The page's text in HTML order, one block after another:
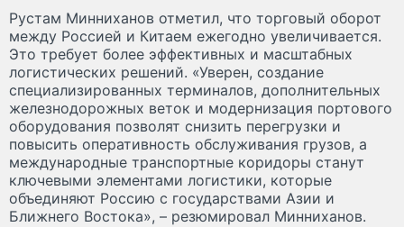
Рустам Минниханов отметил, что торговый оборот
между Россией и Китаем ежегодно увеличивается.
Это требует более эффективных и масштабных
логистических решений. «Уверен, создание
специализированных терминалов, дополнительных
железнодорожных веток и модернизация портового
оборудования позволят снизить перегрузки и
повысить оперативность обслуживания грузов, а
международные транспортные коридоры станут
ключевыми элементами логистики, которые
объединяют Россию с государствами Азии и
Ближнего Востока», – резюмировал Минниханов.